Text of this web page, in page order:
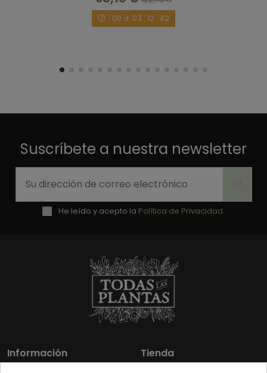
00 d. 03 :12 :41
Suscríbete a nuestra newsletter
He leído y acepto la Política de Privacidad.
Información Tienda